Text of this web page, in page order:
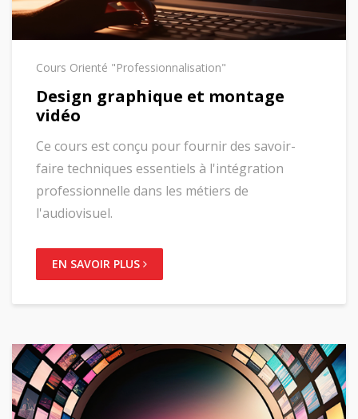
Cours Orienté "Professionnalisation"
Design graphique et montage
vidéo
Ce cours est conçu pour fournir des savoir-
faire techniques essentiels à l'intégration
professionnelle dans les métiers de
l'audiovisuel.
EN SAVOIR PLUS